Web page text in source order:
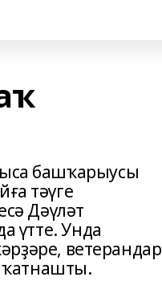
башҡарыусы
тәүге
Дәүләт
үтте. Унда
ветерандар
ҡатнашты.